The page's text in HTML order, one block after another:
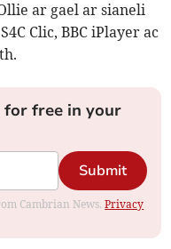
ar gael ar sianeli
Clic, BBC iPlayer ac
for free in your
Submit
Cambrian News.Privacy